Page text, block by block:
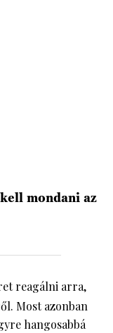
mondani az
reagálni arra,
Most azonban
hangosabbá